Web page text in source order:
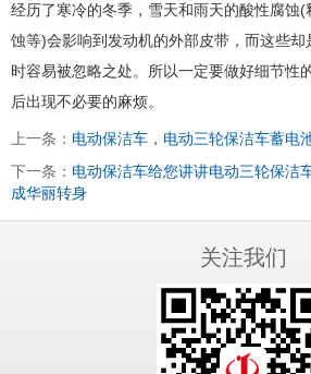
经历了寒冷的冬季，雪天和雨天的酸性腐蚀
蚀等)会影响到发动机的外部皮带，而这些
时容易被忽略之处。所以一定要做好细节性
后出现不必要的麻烦。
上一条： 电动保洁车，电动三轮保洁车蓄电
下一条： 电动保洁车给您讲讲电动三轮保洁
成华丽转身
关注我们